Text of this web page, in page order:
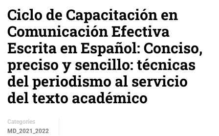
Ciclo de Capacitación en
Comunicación Efectiva
Escrita en Español: Conciso,
preciso y sencillo: técnicas
del periodismo al servicio
del texto académico
Categories
MD_2021_2022